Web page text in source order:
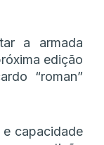
a armada
edição
“roman”
e capacidade